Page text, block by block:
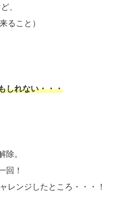
、
ること）
しれない・・・
除。
回！
レンジしたところ・・・！